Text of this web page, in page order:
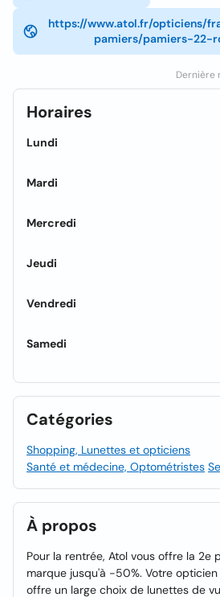
https://www.atol.fr/opticiens/
pamiers/pamiers-22-
Dernière
Horaires
Lundi
Mardi
Mercredi
Jeudi
Vendredi
Samedi
Catégories
Shopping, Lunettes et opticiens
Santé et médecine, Optométristes
À propos
Pour la rentrée, Atol vous offre la 2e
marque jusqu'à -50%. Votre opticien
offre un large choix de lunettes de